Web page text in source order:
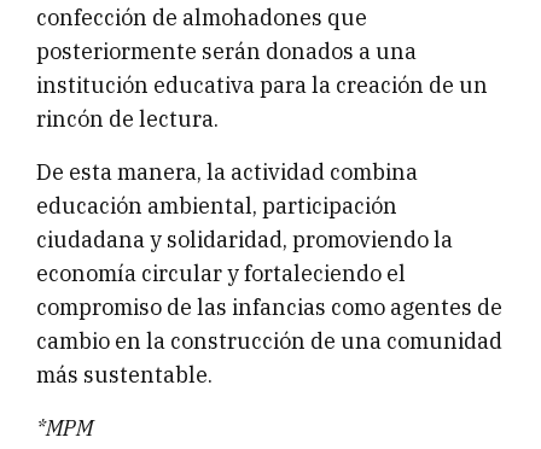
confección de almohadones que
posteriormente serán donados a una
institución educativa para la creación de un
rincón de lectura.
De esta manera, la actividad combina
educación ambiental, participación
ciudadana y solidaridad, promoviendo la
economía circular y fortaleciendo el
compromiso de las infancias como agentes de
cambio en la construcción de una comunidad
más sustentable.
*MPM